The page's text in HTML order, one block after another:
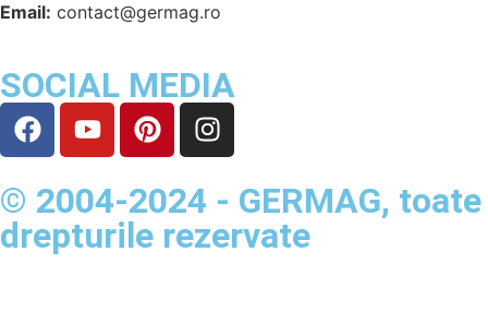
Email: contact@germag.ro
SOCIAL MEDIA
© 2004-2024 - GERMAG, toate
drepturile rezervate